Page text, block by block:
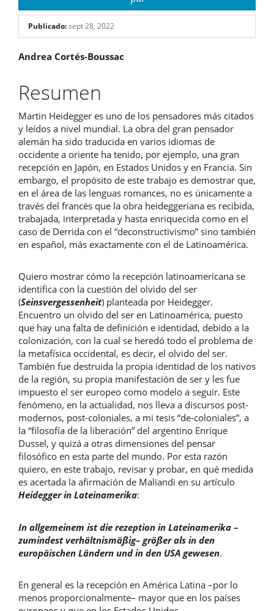
Publicado:sept 28, 2022
Contenido
principal
del
artículo
Andrea Cortés-Boussac
Resumen
Martin Heidegger es uno de los pensadores más citados
y leídos a nivel mundial. La obra del gran pensador
alemán ha sido traducida en varios idiomas de
occidente a oriente ha tenido, por ejemplo, una gran
recepción en Japón, en Estados Unidos y en Francia. Sin
embargo, el propósito de este trabajo es demostrar que,
en el área de las lenguas romances, no es únicamente a
través del francés que la obra heideggeriana es recibida,
trabajada, interpretada y hasta enriquecida como en el
caso de Derrida con el “deconstructivismo” sino también
en español, más exactamente con el de Latinoamérica.
Quiero mostrar cómo la recepción latinoamericana se
identifica con la cuestión del olvido del ser
(Seinsvergessenheit) planteada por Heidegger.
Encuentro un olvido del ser en Latinoamérica, puesto
que hay una falta de definición e identidad, debido a la
colonización, con la cual se heredó todo el problema de
la metafísica occidental, es decir, el olvido del ser.
También fue destruida la propia identidad de los nativos
de la región, su propia manifestación de ser y les fue
impuesto el ser europeo como modelo a seguir. Este
fenómeno, en la actualidad, nos lleva a discursos post-
modernos, post-coloniales, a mi tesis “de-coloniales”, a
la “filosofía de la liberación” del argentino Enrique
Dussel, y quizá a otras dimensiones del pensar
filosófico en esta parte del mundo. Por esta razón
quiero, en este trabajo, revisar y probar, en qué medida
es acertada la afirmación de Maliandi en su artículo
Heidegger in Lateinamerika:
In allgemeinem ist die rezeption in Lateinamerika –
zumindest verhältnismäßig– größer als in den
europäischen Ländern und in den USA gewesen.
En general es la recepción en América Latina –por lo
menos proporcionalmente– mayor que en los países